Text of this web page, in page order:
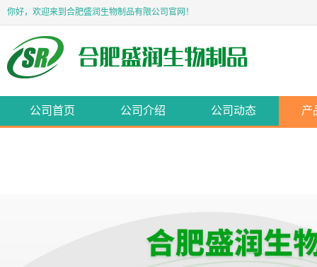
你好，欢迎来到合肥盛润生物制品有限公司官网！
公司首页 公司介绍 公司动态 产